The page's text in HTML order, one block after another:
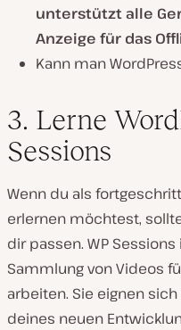
unterstützt alle
Anzeige für das
Kann man
3. Lerne
Sessions
Wenn du als
erlernen möchtest,
dir passen. WP
Sammlung von Videos
arbeiten. Sie eignen
deines neuen